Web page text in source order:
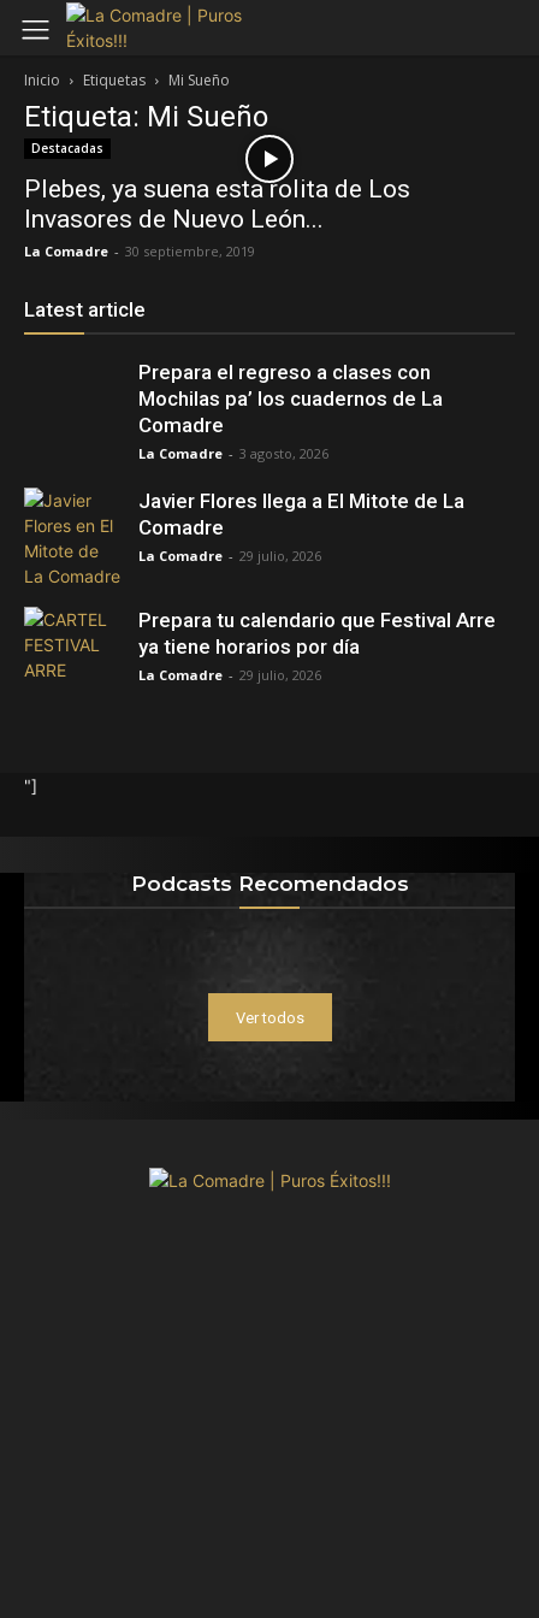
Inicio Etiquetas Mi Sueño
Etiqueta: Mi Sueño
Destacadas
Plebes, ya suena esta rolita de Los
Invasores de Nuevo León...
La Comadre - 30 septiembre, 2019
Latest article
Prepara el regreso a clases con
Mochilas pa’ los cuadernos de La
Comadre
La Comadre - 3 agosto, 2026
Javier Flores llega a El Mitote de La
Comadre
La Comadre - 29 julio, 2026
Prepara tu calendario que Festival Arre
ya tiene horarios por día
La Comadre - 29 julio, 2026
"]
Podcasts Recomendados
Ver todos